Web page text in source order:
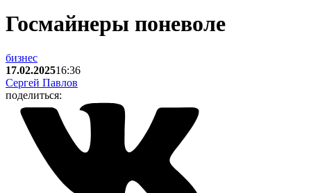
Госмайнеры поневоле
бизнес
17.02.202516:36
Сергей Павлов
поделиться: